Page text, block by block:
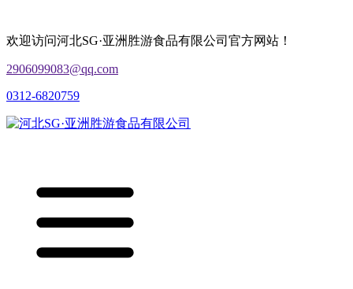
欢迎访问河北SG·亚洲胜游食品有限公司官方网站！
2906099083@qq.com
0312-6820759